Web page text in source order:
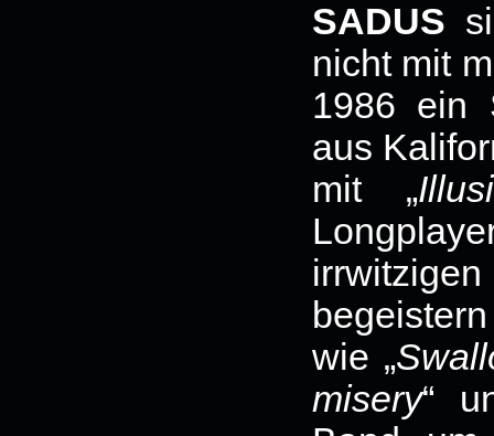
SADUS
nicht mit
1986 ein
aus
mit „
wie „
misery“